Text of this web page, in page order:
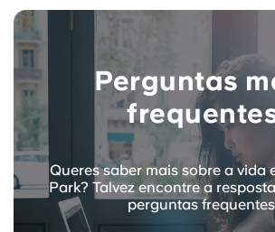
Perguntas
Queres saber mais sobre a vida
Park? Talvez encontre a
perguntas